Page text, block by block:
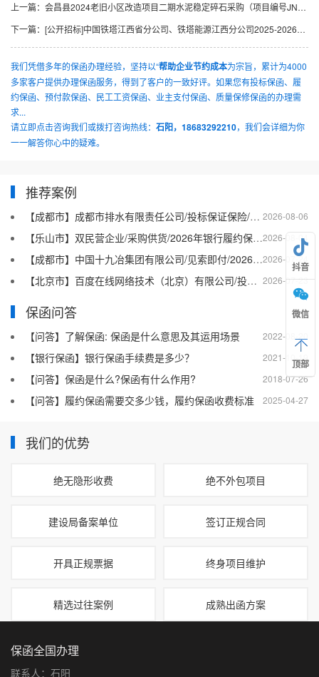
上一篇： 会昌县2024老旧小区改造项目二期水泥稳定碎石采购（项目编号JNJT-2024-03）的竞争性谈判公告
下一篇： [公开招标]中国铁塔江西省分公司、铁塔能源江西分公司2025-2026年监理服务项目-招标公告
我们凭借多年的保函办理经验，坚持以“帮助企业节约成本为宗旨，累计为4000
多家客户提供办理保函服务，得到了客户的一致好评。如果您有投标保函、履
约保函、预付款保函、民工工资保函、业主支付保函、质量保修保函的办理需
求...
请立即点击咨询我们或拨打咨询热线： 石阳，18683292210，我们会详细为你
一一解答你心中的疑难。
推荐案例
2026-08-06
【成都市】成都市排水有限责任公司/投标保证保险/2026银行投标保函十三
2026-08-04
【乐山市】双民营企业/采购供货/2026年银行履约保函四十二
2026-07-24
【成都市】中国十九冶集团有限公司/见索即付/2026年银行履约保函四十一
2026-07-23
【北京市】百度在线网络技术（北京）有限公司/投标保函/2026银行投标保函十二
保函问答
2022-08-20
【问答】了解保函: 保函是什么意思及其运用场景
2021-10-19
【银行保函】银行保函手续费是多少？
2018-07-26
【问答】保函是什么?保函有什么作用?
2025-04-27
【问答】履约保函需要交多少钱，履约保函收费标准
我们的优势
绝无隐形收费 绝不外包项目
建设局备案单位 签订正规合同
开具正规票据 终身项目维护
精选过往案例 成熟出函方案
保函全国办理
联系人：石阳
抖音
微信
顶部